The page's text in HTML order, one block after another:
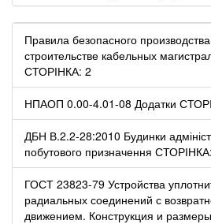
Правила безопасного
строительстве кабельных
СТОРІНКА: 2
НПАОП 0.00-4.01-08 Додатки
ДБН В.2.2-28:2010 Будинки
побутового призначення
ГОСТ 23823-79 Устройства
радиальных соединений с
движением. Конструкция и